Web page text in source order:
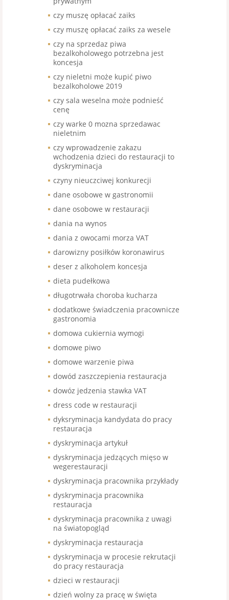
czy muszę opłacać zaiks
czy muszę opłacać zaiks za wesele
czy na sprzedaz piwa
bezalkoholowego potrzebna jest
koncesja
czy nieletni może kupić piwo
bezalkoholowe 2019
czy sala weselna może podnieść
cenę
czy warke 0 mozna sprzedawac
nieletnim
czy wprowadzenie zakazu
wchodzenia dzieci do restauracji to
dyskryminacja
czyny nieuczciwej konkurecji
dane osobowe w gastronomii
dane osobowe w restauracji
dania na wynos
dania z owocami morza VAT
darowizny posiłków koronawirus
deser z alkoholem koncesja
dieta pudełkowa
długotrwała choroba kucharza
dodatkowe świadczenia pracownicze
gastronomia
domowa cukiernia wymogi
domowe piwo
domowe warzenie piwa
dowód zaszczepienia restauracja
dowóz jedzenia stawka VAT
dress code w restauracji
dyksryminacja kandydata do pracy
restauracja
dyskryminacja artykuł
dyskryminacja jedzących mięso w
wegerestauracji
dyskryminacja pracownika przykłady
dyskryminacja pracownika
restauracja
dyskryminacja pracownika z uwagi
na światopogląd
dyskryminacja restauracja
dyskryminacja w procesie rekrutacji
do pracy restauracja
dzieci w restauracji
dzień wolny za pracę w święta